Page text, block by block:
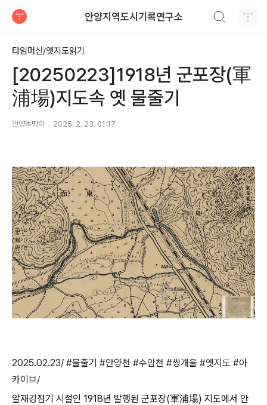
안양지역도시기록연구소
타임머신/옛지도읽기
[20250223]1918년 군포장(軍
浦場)지도속 옛 물줄기
안양똑딱이 2025. 2. 23. 01:17
2025.02.23/ #물줄기 #안양천 #수암천 #쌍개울 #엣지도 #아
카이브/
알재강점기 시절인 1918년 발행된 군포장(軍浦場) 지도에서 안